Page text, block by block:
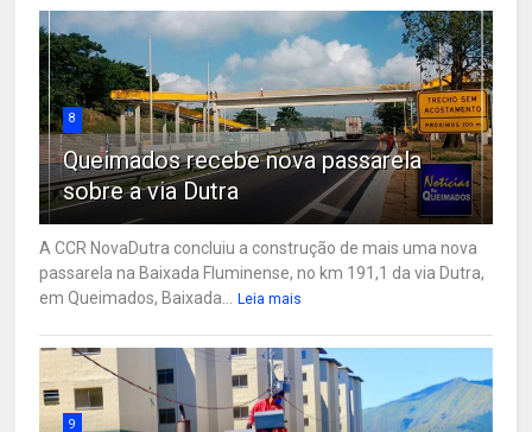
8
Queimados recebe nova passarela
sobre a via Dutra
A CCR NovaDutra concluiu a construção de mais uma nova
passarela na Baixada Fluminense, no km 191,1 da via Dutra,
em Queimados, Baixada...
Leia mais
9